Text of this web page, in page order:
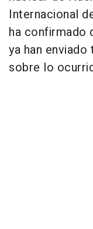
Internacional
ha confirmado
ya han
sobre lo